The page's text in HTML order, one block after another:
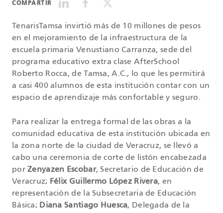
COMPARTIR
TenarisTamsa invirtió más de 10 millones de pesos
en el mejoramiento de la infraestructura de la
escuela primaria Venustiano Carranza, sede del
programa educativo extra clase AfterSchool
Roberto Rocca, de Tamsa, A.C., lo que les permitirá
a casi 400 alumnos de esta institución contar con un
espacio de aprendizaje más confortable y seguro.
Para realizar la entrega formal de las obras a la
comunidad educativa de esta institución ubicada en
la zona norte de la ciudad de Veracruz, se llevó a
cabo una ceremonia de corte de listón encabezada
porZenyazen Escobar, Secretario de Educación de
Veracruz; Félix Guillermo López Rivera, en
representación de la Subsecretaria de Educación
Básica; Diana Santiago Huesca, Delegada de la